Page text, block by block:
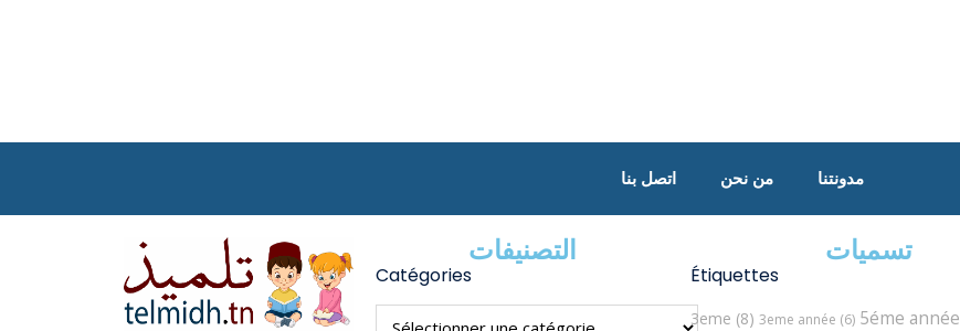
اتصل بنا من نحن مدونتنا
التصنيفات
Catégories
تسميات
Étiquettes
3eme (8) 3eme année (6) 5éme année